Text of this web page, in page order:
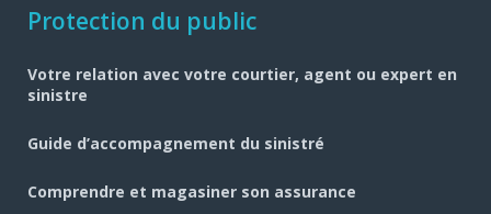
Navigation
pied
de
page
Protection du public
Votre relation avec votre courtier, agent ou expert en
sinistre
Guide d’accompagnement du sinistré
Comprendre et magasiner son assurance